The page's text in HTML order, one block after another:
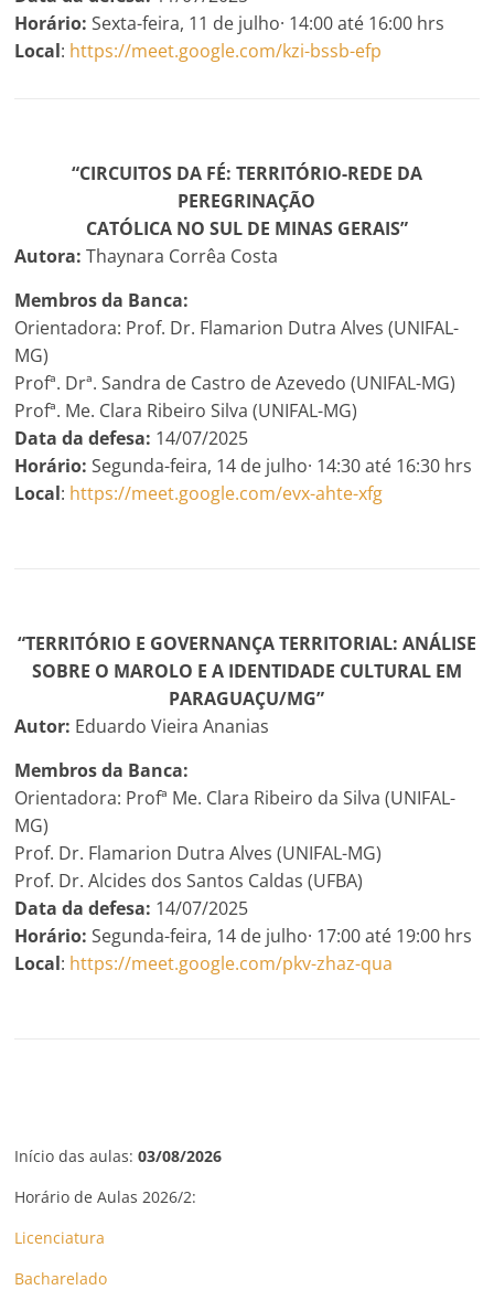
Horário: Sexta-feira, 11 de julho· 14:00 até 16:00 hrs
Local: https://meet.google.com/kzi-bssb-efp
“CIRCUITOS DA FÉ: TERRITÓRIO-REDE DA
PEREGRINAÇÃO
CATÓLICA NO SUL DE MINAS GERAIS”
Autora:Thaynara Corrêa Costa
Membros da Banca:
Orientadora: Prof. Dr. Flamarion Dutra Alves (UNIFAL-
MG)
Profª. Drª. Sandra de Castro de Azevedo (UNIFAL-MG)
Profª. Me. Clara Ribeiro Silva (UNIFAL-MG)
Data da defesa: 14/07/2025
Horário: Segunda-feira, 14 de julho· 14:30 até 16:30 hrs
Local: https://meet.google.com/evx-ahte-xfg
“TERRITÓRIO E GOVERNANÇA TERRITORIAL: ANÁLISE
SOBRE O MAROLO E A IDENTIDADE CULTURAL EM
PARAGUAÇU/MG”
Autor: Eduardo Vieira Ananias
Membros da Banca:
Orientadora: Profª Me. Clara Ribeiro da Silva (UNIFAL-
MG)
Prof. Dr. Flamarion Dutra Alves (UNIFAL-MG)
Prof. Dr. Alcides dos Santos Caldas (UFBA)
Data da defesa: 14/07/2025
Horário: Segunda-feira, 14 de julho· 17:00 até 19:00 hrs
Local: https://meet.google.com/pkv-zhaz-qua
Início das aulas:03/08/2026
Horário de Aulas 2026/2:
Licenciatura
Bacharelado